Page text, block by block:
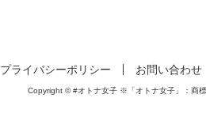
プライバシーポリシー お問い合わせ
Copyright © #オトナ女子 ※「オトナ女子」：商